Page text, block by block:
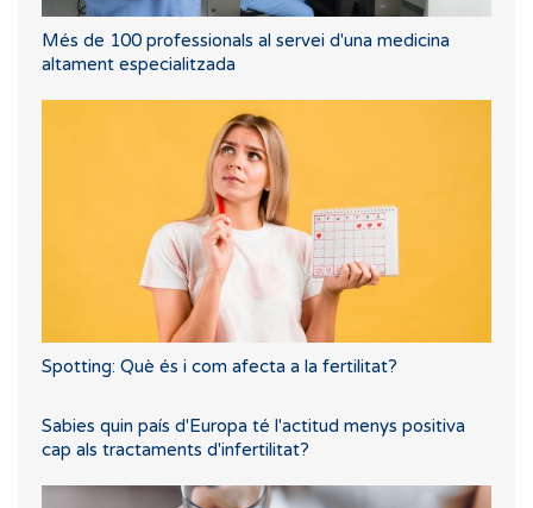
Més de 100 professionals al servei d'una medicina
altament especialitzada
Spotting: Què és i com afecta a la fertilitat?
Sabies quin país d'Europa té l'actitud menys positiva
cap als tractaments d'infertilitat?